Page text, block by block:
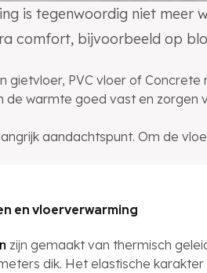
is tegenwoordig niet meer
comfort, bijvoorbeeld op
gietvloer, PVC vloer of
de warmte goed vast en zorgen
aandachtspunt. Om de
en vloerverwarming
zijn gemaakt van thermisch
dik. Het elastische